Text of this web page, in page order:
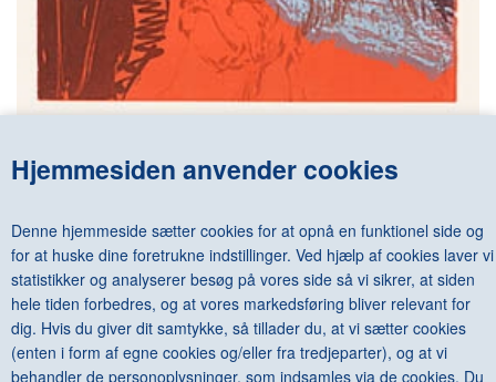
Hjemmesiden anvender cookies
Denne hjemmeside sætter cookies for at opnå en funktionel side og
for at huske dine foretrukne indstillinger. Ved hjælp af cookies laver vi
statistikker og analyserer besøg på vores side så vi sikrer, at siden
hele tiden forbedres, og at vores markedsføring bliver relevant for
dig. Hvis du giver dit samtykke, så tillader du, at vi sætter cookies
(enten i form af egne cookies og/eller fra tredjeparter), og at vi
behandler de personoplysninger, som indsamles via de cookies. Du
ÜBER DIE FARBEN. BILDER - WORTE. MED 4 RADERINGER I
DKK 12.000,00
<--Forrige Næste-->